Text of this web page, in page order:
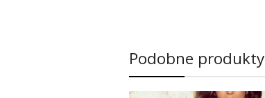
Podobne produkty